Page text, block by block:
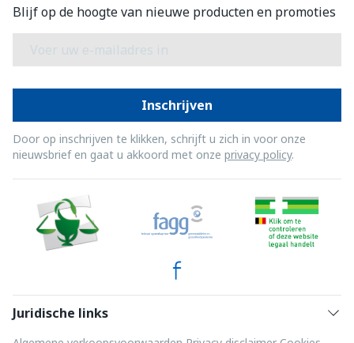
Blijf op de hoogte van nieuwe producten en promoties
Inschrijven
Door op inschrijven te klikken, schrijft u zich in voor onze
nieuwsbrief en gaat u akkoord met onze privacy policy.
Juridische links